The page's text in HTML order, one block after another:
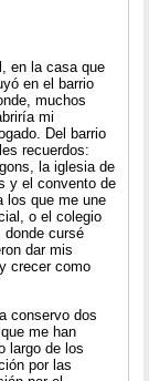
en la casa que
en el barrio
muchos
mi
Del barrio
recuerdos:
la iglesia de
y el convento de
los que me une
o el colegio
donde cursé
dar mis
crecer como
conservo dos
me han
largo de los
por las